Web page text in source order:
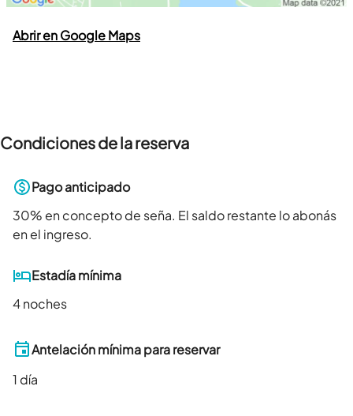
Abrir en Google Maps
Condiciones de la reserva
Pago anticipado
30% en concepto de seña. El saldo restante lo abonás
en el ingreso.
Estadía mínima
4 noches
Antelación mínima para reservar
1 día